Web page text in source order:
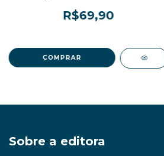
R$69,90
Sobre a editora